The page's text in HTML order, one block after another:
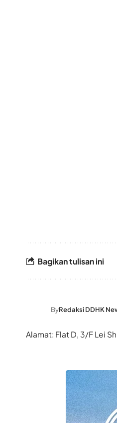
Bagikan tulisan ini
ByRedaksi DDHK
Alamat: Flat D, 3/F Lei